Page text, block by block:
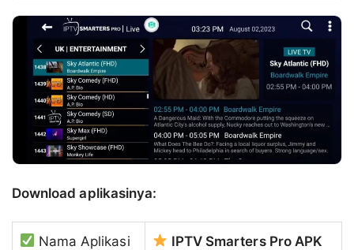
Download aplikasinya:
Nama Aplikasi IPTV Smarters Pro APK